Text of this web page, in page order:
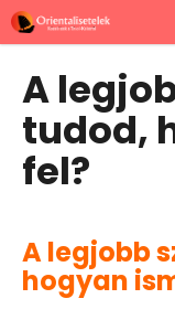
Ugrás
fő
tartalomhoz
A
tudod,
fel?
A legjobb
hogyan
K
o
M
i
t
e
r
e